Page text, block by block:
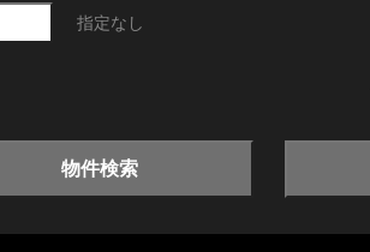
指定なし
物件検索